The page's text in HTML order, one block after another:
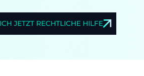
JETZT RECHTLICHE HILFE